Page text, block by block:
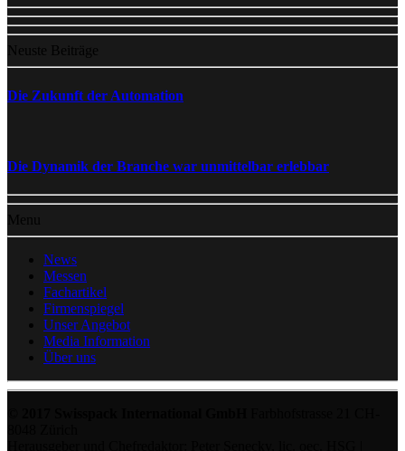
Neuste Beiträge
Die Zukunft der Automation
Die Dynamik der Branche war unmittelbar erlebbar
Menu
News
Messen
Fachartikel
Firmenspiegel
Unser Angebot
Media Information
Über uns